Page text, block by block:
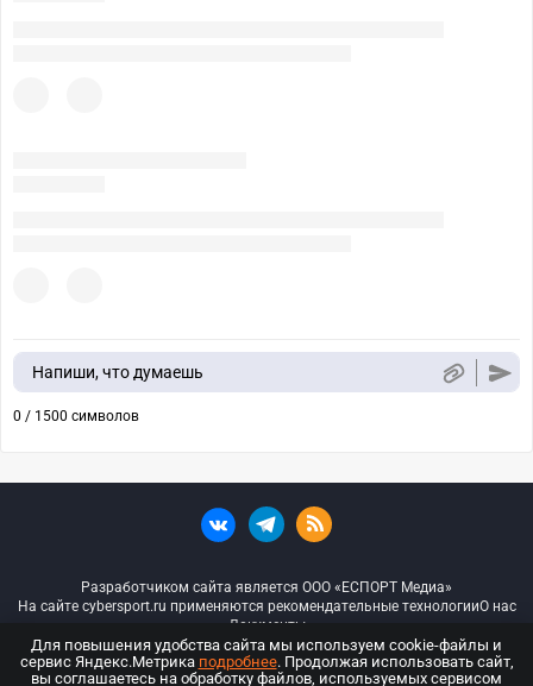
Напиши, что думаешь
0 / 1500 символов
Разработчиком сайта является ООО «ЕСПОРТ Медиа»
На сайте cybersport.ru применяются рекомендательные технологииО нас
Документы
© ООО «Киберспорт.ру» — Все права защищены
Для повышения удобства сайта мы используем cookie-файлы и
сервис Яндекс.Метрика подробнее. Продолжая использовать сайт,
вы соглашаетесь на обработку файлов, используемых сервисом